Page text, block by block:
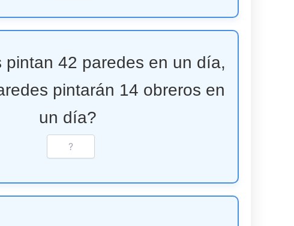
pintan 42 paredes en un día,
pintarán 14 obreros en
un día?